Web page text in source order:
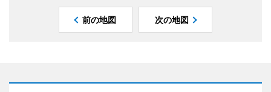
前の地図 次の地図